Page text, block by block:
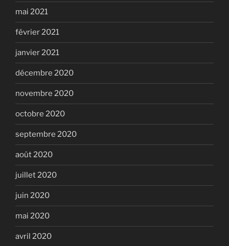
mai 2021
février 2021
janvier 2021
décembre 2020
novembre 2020
octobre 2020
septembre 2020
août 2020
juillet 2020
juin 2020
mai 2020
avril 2020